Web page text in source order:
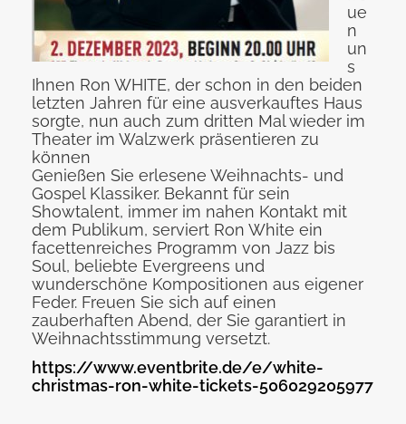
ue
n
un
s
Ihnen Ron WHITE, der schon in den beiden
letzten Jahren für eine ausverkauftes Haus
sorgte, nun auch zum dritten Mal wieder im
Theater im Walzwerk präsentieren zu
können
Genießen Sie erlesene Weihnachts- und
Gospel Klassiker. Bekannt für sein
Showtalent, immer im nahen Kontakt mit
dem Publikum, serviert Ron White ein
facettenreiches Programm von Jazz bis
Soul, beliebte Evergreens und
wunderschöne Kompositionen aus eigener
Feder. Freuen Sie sich auf einen
zauberhaften Abend, der Sie garantiert in
Weihnachtsstimmung versetzt.
https://www.eventbrite.de/e/white-
christmas-ron-white-tickets-506029205977